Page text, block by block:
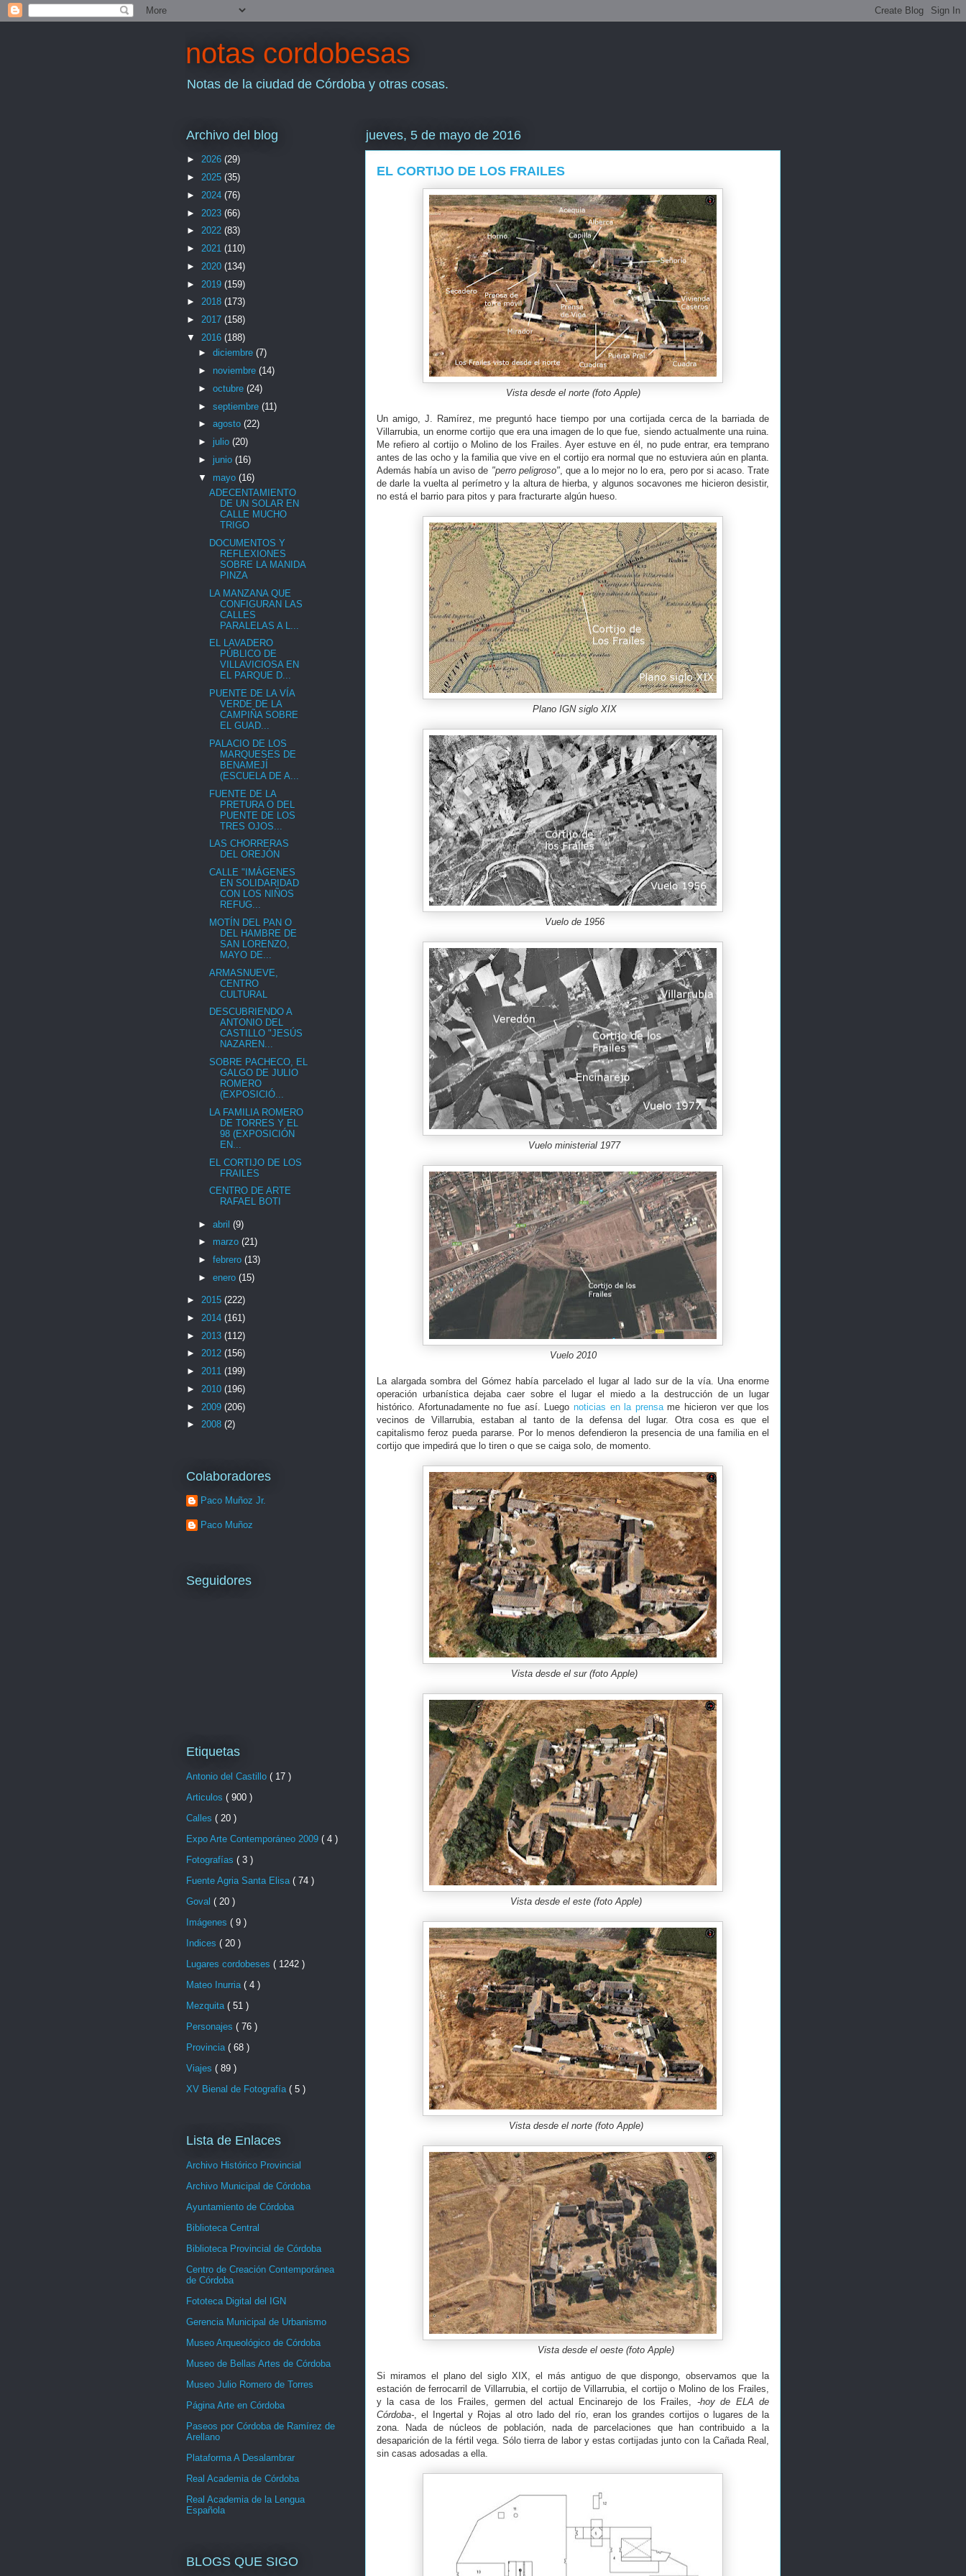
notas cordobesas
Notas de la ciudad de Córdoba y otras cosas.
jueves, 5 de mayo de 2016
EL CORTIJO DE LOS FRAILES
Vista desde el norte (foto Apple)
Un amigo, J. Ramírez, me preguntó hace tiempo por una cortijada cerca de la barriada de
Villarrubia, un enorme cortijo que era una imagen de lo que fue, siendo actualmente una ruina.
Me refiero al cortijo o Molino de los Frailes. Ayer estuve en él, no pude entrar, era temprano
antes de las ocho y la familia que vive en el cortijo era normal que no estuviera aún en planta.
Además había un aviso de "perro peligroso", que a lo mejor no lo era, pero por si acaso. Trate
de darle la vuelta al perímetro y la altura de hierba, y algunos socavones me hicieron desistir,
no está el barrio para pitos y para fracturarte algún hueso.
Plano IGN siglo XIX
Vuelo de 1956
Vuelo ministerial 1977
Vuelo 2010
La alargada sombra del Gómez había parcelado el lugar al lado sur de la vía. Una enorme
operación urbanística dejaba caer sobre el lugar el miedo a la destrucción de un lugar
histórico. Afortunadamente no fue así. Luego noticias en la prensame hicieron ver que los
vecinos de Villarrubia, estaban al tanto de la defensa del lugar. Otra cosa es que el
capitalismo feroz pueda pararse. Por lo menos defendieron la presencia de una familia en el
cortijo que impedirá que lo tiren o que se caiga solo, de momento.
Vista desde el sur (foto Apple)
Vista desde el este (foto Apple)
Vista desde el norte (foto Apple)
Vista desde el oeste (foto Apple)
Si miramos el plano del siglo XIX, el más antiguo de que dispongo, observamos que la
estación de ferrocarril de Villarrubia, el cortijo de Villarrubia, el cortijo o Molino de los Frailes,
y la casa de los Frailes, germen del actual Encinarejo de los Frailes, -hoy de ELA de
Córdoba-, el Ingertal y Rojas al otro lado del río, eran los grandes cortijos o lugares de la
zona. Nada de núcleos de población, nada de parcelaciones que han contribuido a la
desaparición de la fértil vega. Sólo tierra de labor y estas cortijadas junto con la Cañada Real,
sin casas adosadas a ella.
Archivo del blog
► 2026 (29)
► 2025 (35)
► 2024 (76)
► 2023 (66)
► 2022 (83)
► 2021 (110)
► 2020 (134)
► 2019 (159)
► 2018 (173)
► 2017 (158)
▼ 2016 (188)
► diciembre (7)
► noviembre (14)
► octubre (24)
► septiembre (11)
► agosto (22)
► julio (20)
► junio (16)
▼ mayo (16)
ADECENTAMIENTO
DE UN SOLAR EN
CALLE MUCHO
TRIGO
DOCUMENTOS Y
REFLEXIONES
SOBRE LA MANIDA
PINZA
LA MANZANA QUE
CONFIGURAN LAS
CALLES
PARALELAS A L...
EL LAVADERO
PÚBLICO DE
VILLAVICIOSA EN
EL PARQUE D...
PUENTE DE LA VÍA
VERDE DE LA
CAMPIÑA SOBRE
EL GUAD...
PALACIO DE LOS
MARQUESES DE
BENAMEJÍ
(ESCUELA DE A...
FUENTE DE LA
PRETURA O DEL
PUENTE DE LOS
TRES OJOS...
LAS CHORRERAS
DEL OREJÓN
CALLE "IMÁGENES
EN SOLIDARIDAD
CON LOS NIÑOS
REFUG...
MOTÍN DEL PAN O
DEL HAMBRE DE
SAN LORENZO,
MAYO DE...
ARMASNUEVE,
CENTRO
CULTURAL
DESCUBRIENDO A
ANTONIO DEL
CASTILLO "JESÚS
NAZAREN...
SOBRE PACHECO, EL
GALGO DE JULIO
ROMERO
(EXPOSICIÓ...
LA FAMILIA ROMERO
DE TORRES Y EL
98 (EXPOSICIÓN
EN...
EL CORTIJO DE LOS
FRAILES
CENTRO DE ARTE
RAFAEL BOTI
► abril (9)
► marzo (21)
► febrero (13)
► enero (15)
► 2015 (222)
► 2014 (161)
► 2013 (112)
► 2012 (156)
► 2011 (199)
► 2010 (196)
► 2009 (206)
► 2008 (2)
Colaboradores
Paco Muñoz Jr.
Paco Muñoz
Seguidores
Etiquetas
Antonio del Castillo ( 17 )
Articulos ( 900 )
Calles ( 20 )
Expo Arte Contemporáneo 2009 ( 4 )
Fotografías ( 3 )
Fuente Agria Santa Elisa ( 74 )
Goval ( 20 )
Imágenes ( 9 )
Indices ( 20 )
Lugares cordobeses ( 1242 )
Mateo Inurria ( 4 )
Mezquita ( 51 )
Personajes ( 76 )
Provincia ( 68 )
Viajes ( 89 )
XV Bienal de Fotografía ( 5 )
Lista de Enlaces
Archivo Histórico Provincial
Archivo Municipal de Córdoba
Ayuntamiento de Córdoba
Biblioteca Central
Biblioteca Provincial de Córdoba
Centro de Creación Contemporánea
de Córdoba
Fototeca Digital del IGN
Gerencia Municipal de Urbanismo
Museo Arqueológico de Córdoba
Museo de Bellas Artes de Córdoba
Museo Julio Romero de Torres
Página Arte en Córdoba
Paseos por Córdoba de Ramírez de
Arellano
Plataforma A Desalambrar
Real Academia de Córdoba
Real Academia de la Lengua
Española
BLOGS QUE SIGO